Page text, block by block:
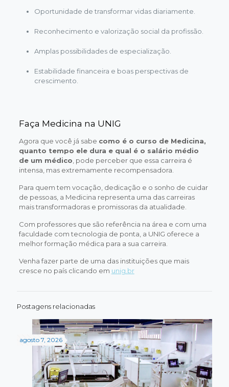
Oportunidade de transformar vidas diariamente.
Reconhecimento e valorização social da profissão.
Amplas possibilidades de especialização.
Estabilidade financeira e boas perspectivas de
crescimento.
Faça Medicina na UNIG
Agora que você já sabe como é o curso de Medicina,
quanto tempo ele dura e qual é o salário médio
de um médico , pode perceber que essa carreira é
intensa, mas extremamente recompensadora.
Para quem tem vocação, dedicação e o sonho de cuidar
de pessoas, a Medicina representa uma das carreiras
mais transformadoras e promissoras da atualidade.
Com professores que são referência na área e com uma
faculdade com tecnologia de ponta, a UNIG oferece a
melhor formação médica para a sua carreira.
Venha fazer parte de uma das instituições que mais
cresce no país clicando em unig.br
Postagens relacionadas
agosto 7, 2026